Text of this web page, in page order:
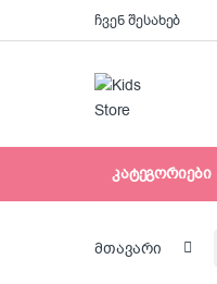
Skip to navigation
Skip to contentჩვენ შესახებ
კატეგორიები
მთავარი